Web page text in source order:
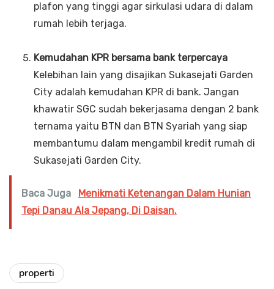
plafon yang tinggi agar sirkulasi udara di dalam
rumah lebih terjaga.
Kemudahan KPR bersama bank terpercaya
Kelebihan lain yang disajikan Sukasejati Garden
City adalah kemudahan KPR di bank. Jangan
khawatir SGC sudah bekerjasama dengan 2 bank
ternama yaitu BTN dan BTN Syariah yang siap
membantumu dalam mengambil kredit rumah di
Sukasejati Garden City.
Baca Juga
Menikmati Ketenangan Dalam Hunian
Tepi Danau Ala Jepang, Di Daisan.
properti